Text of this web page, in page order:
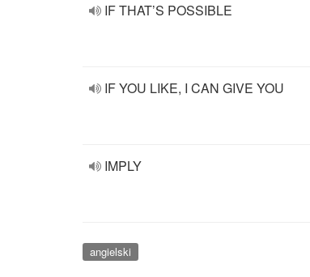
IF THAT’S POSSIBLE
IF YOU LIKE, I CAN GIVE YOU
IMPLY
angielski